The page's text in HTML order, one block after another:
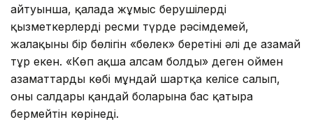
айтуынша, қалада жұмыс берушілердің
қызметкерлерді ресми түрде рәсімдемей,
жалақының бір бөлігін «бөлек» беретіні әлі де азамай
тұр екен. «Көп ақша алсам болды» деген оймен
азаматтардың көбі мұндай шартқа келісе салып,
оның салдары қандай боларына бас қатыра
бермейтін көрінеді.